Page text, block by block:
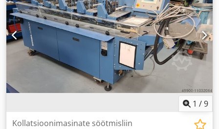
1 /9
Kollatsioonimasinate söötmisliin